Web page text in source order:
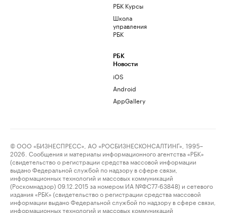
РБК Курсы
Школа
управления
РБК
РБК
Новости
iOS
Android
AppGallery
© ООО «БИЗНЕСПРЕСС», АО «РОСБИЗНЕСКОНСАЛТИНГ», 1995–
2026. Сообщения и материалы информационного агентства «РБК»
(свидетельство о регистрации средства массовой информации
выдано Федеральной службой по надзору в сфере связи,
информационных технологий и массовых коммуникаций
(Роскомнадзор) 09.12.2015 за номером ИА №ФС77-63848) и сетевого
издания «РБК» (свидетельство о регистрации средства массовой
информации выдано Федеральной службой по надзору в сфере связи,
информационных технологий и массовых коммуникаций